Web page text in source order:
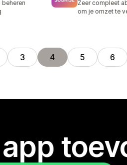
Zeer compleet
om je omzet te
3 4 5 6